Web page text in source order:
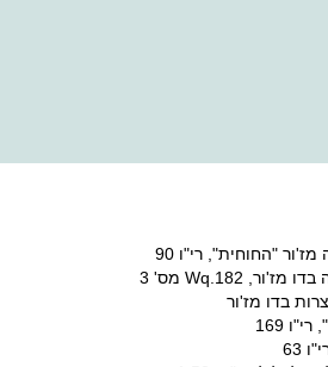
"החוחית", רי"ו 90
169
63